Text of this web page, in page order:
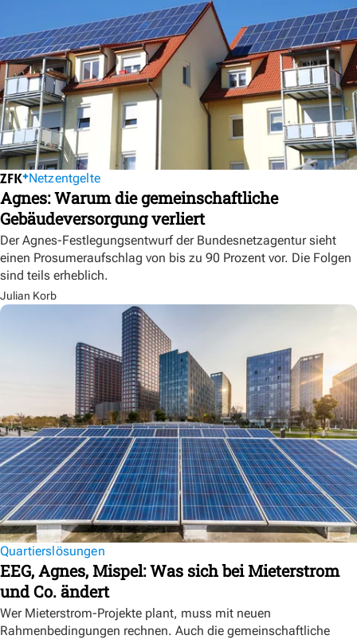
Netzentgelte
Agnes: Warum die gemeinschaftliche
Gebäudeversorgung verliert
Der Agnes-Festlegungsentwurf der Bundesnetzagentur sieht
einen Prosumeraufschlag von bis zu 90 Prozent vor. Die Folgen
sind teils erheblich.
Julian Korb
Quartierslösungen
EEG, Agnes, Mispel: Was sich bei Mieterstrom
und Co. ändert
Wer Mieterstrom-Projekte plant, muss mit neuen
Rahmenbedingungen rechnen. Auch die gemeinschaftliche